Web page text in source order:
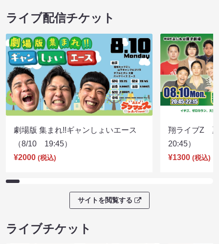
ライブ配信チケット
劇場版 集まれ!!ギャンしょいエース
（8/10 19:45）
¥2000 (税込)
翔ライブZ
20:45）
¥1300 (税込)
サイトを閲覧する
ライブチケット